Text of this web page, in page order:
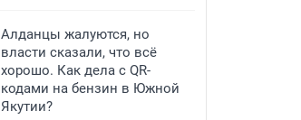
Алданцы жалуются, но
власти сказали, что всё
хорошо. Как дела с QR-
кодами на бензин в Южной
Якутии?